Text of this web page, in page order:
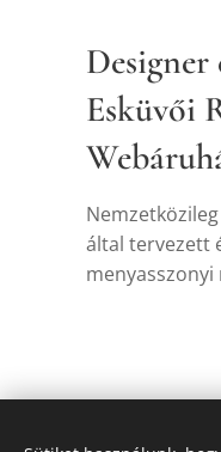
Designer
Esküvői
által tervezett